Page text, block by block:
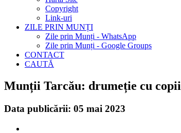
Copyright
Link-uri
ZILE PRIN MUNȚI
Zile prin Munți - WhatsApp
Zile prin Munți - Google Groups
CONTACT
CAUTĂ
Munții Tarcău: drumeție cu copii
Data publicării: 05 mai 2023